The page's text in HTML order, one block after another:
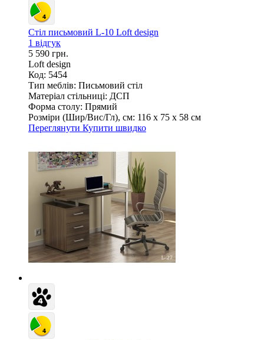
Стіл письмовий L-10 Loft design
1 відгук
5 590 грн.
Loft design
Код: 5454
Тип меблів: Письмовий стіл
Матеріал стільниці: ДСП
Форма столу: Прямий
Розміри (Шир/Вис/Гл), см: 116 х 75 х 58 см
Переглянути Купити швидко